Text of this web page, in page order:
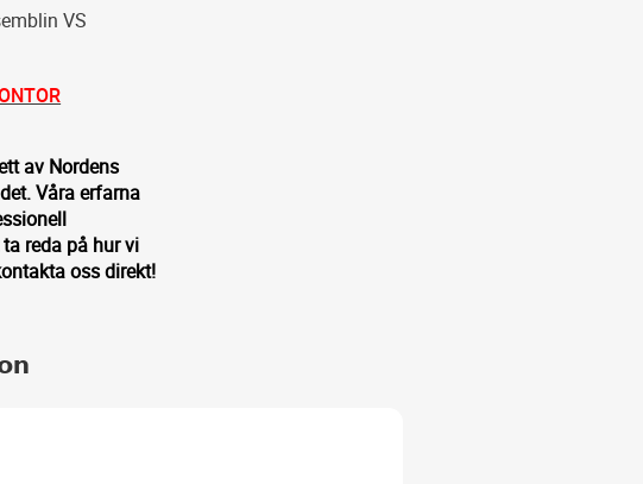
VS
av Nordens
Våra erfarna
reda på hur vi
oss direkt!